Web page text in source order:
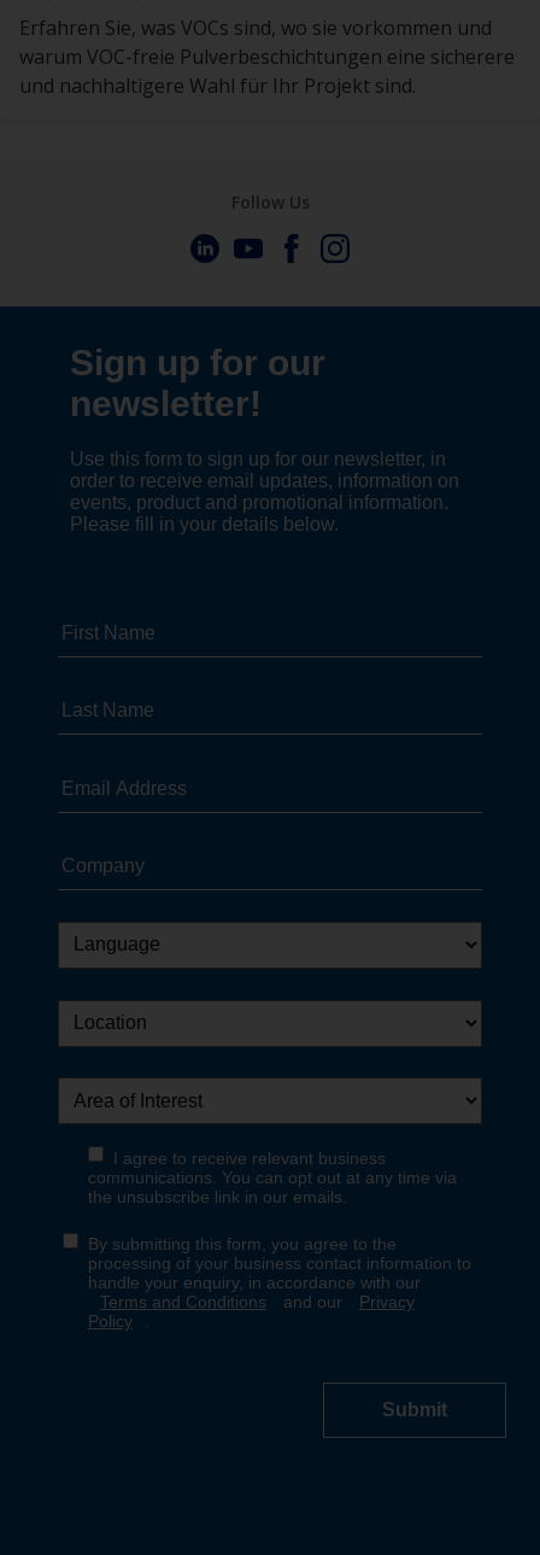
Erfahren Sie, was VOCs sind, wo sie vorkommen und
warum VOC-freie Pulverbeschichtungen eine sicherere
und nachhaltigere Wahl für Ihr Projekt sind.
Follow Us